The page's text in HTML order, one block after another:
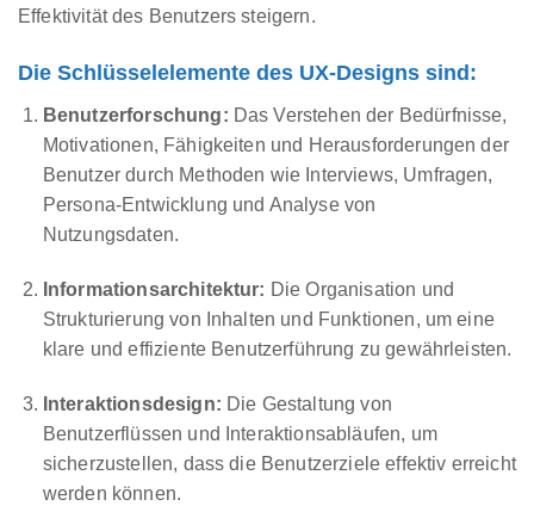
Effektivität des Benutzers steigern.
Die Schlüsselelemente des UX-Designs sind:
Benutzerforschung: Das Verstehen der Bedürfnisse,
Motivationen, Fähigkeiten und Herausforderungen der
Benutzer durch Methoden wie Interviews, Umfragen,
Persona-Entwicklung und Analyse von
Nutzungsdaten.
Informationsarchitektur: Die Organisation und
Strukturierung von Inhalten und Funktionen, um eine
klare und effiziente Benutzerführung zu gewährleisten.
Interaktionsdesign: Die Gestaltung von
Benutzerflüssen und Interaktionsabläufen, um
sicherzustellen, dass die Benutzerziele effektiv erreicht
werden können.